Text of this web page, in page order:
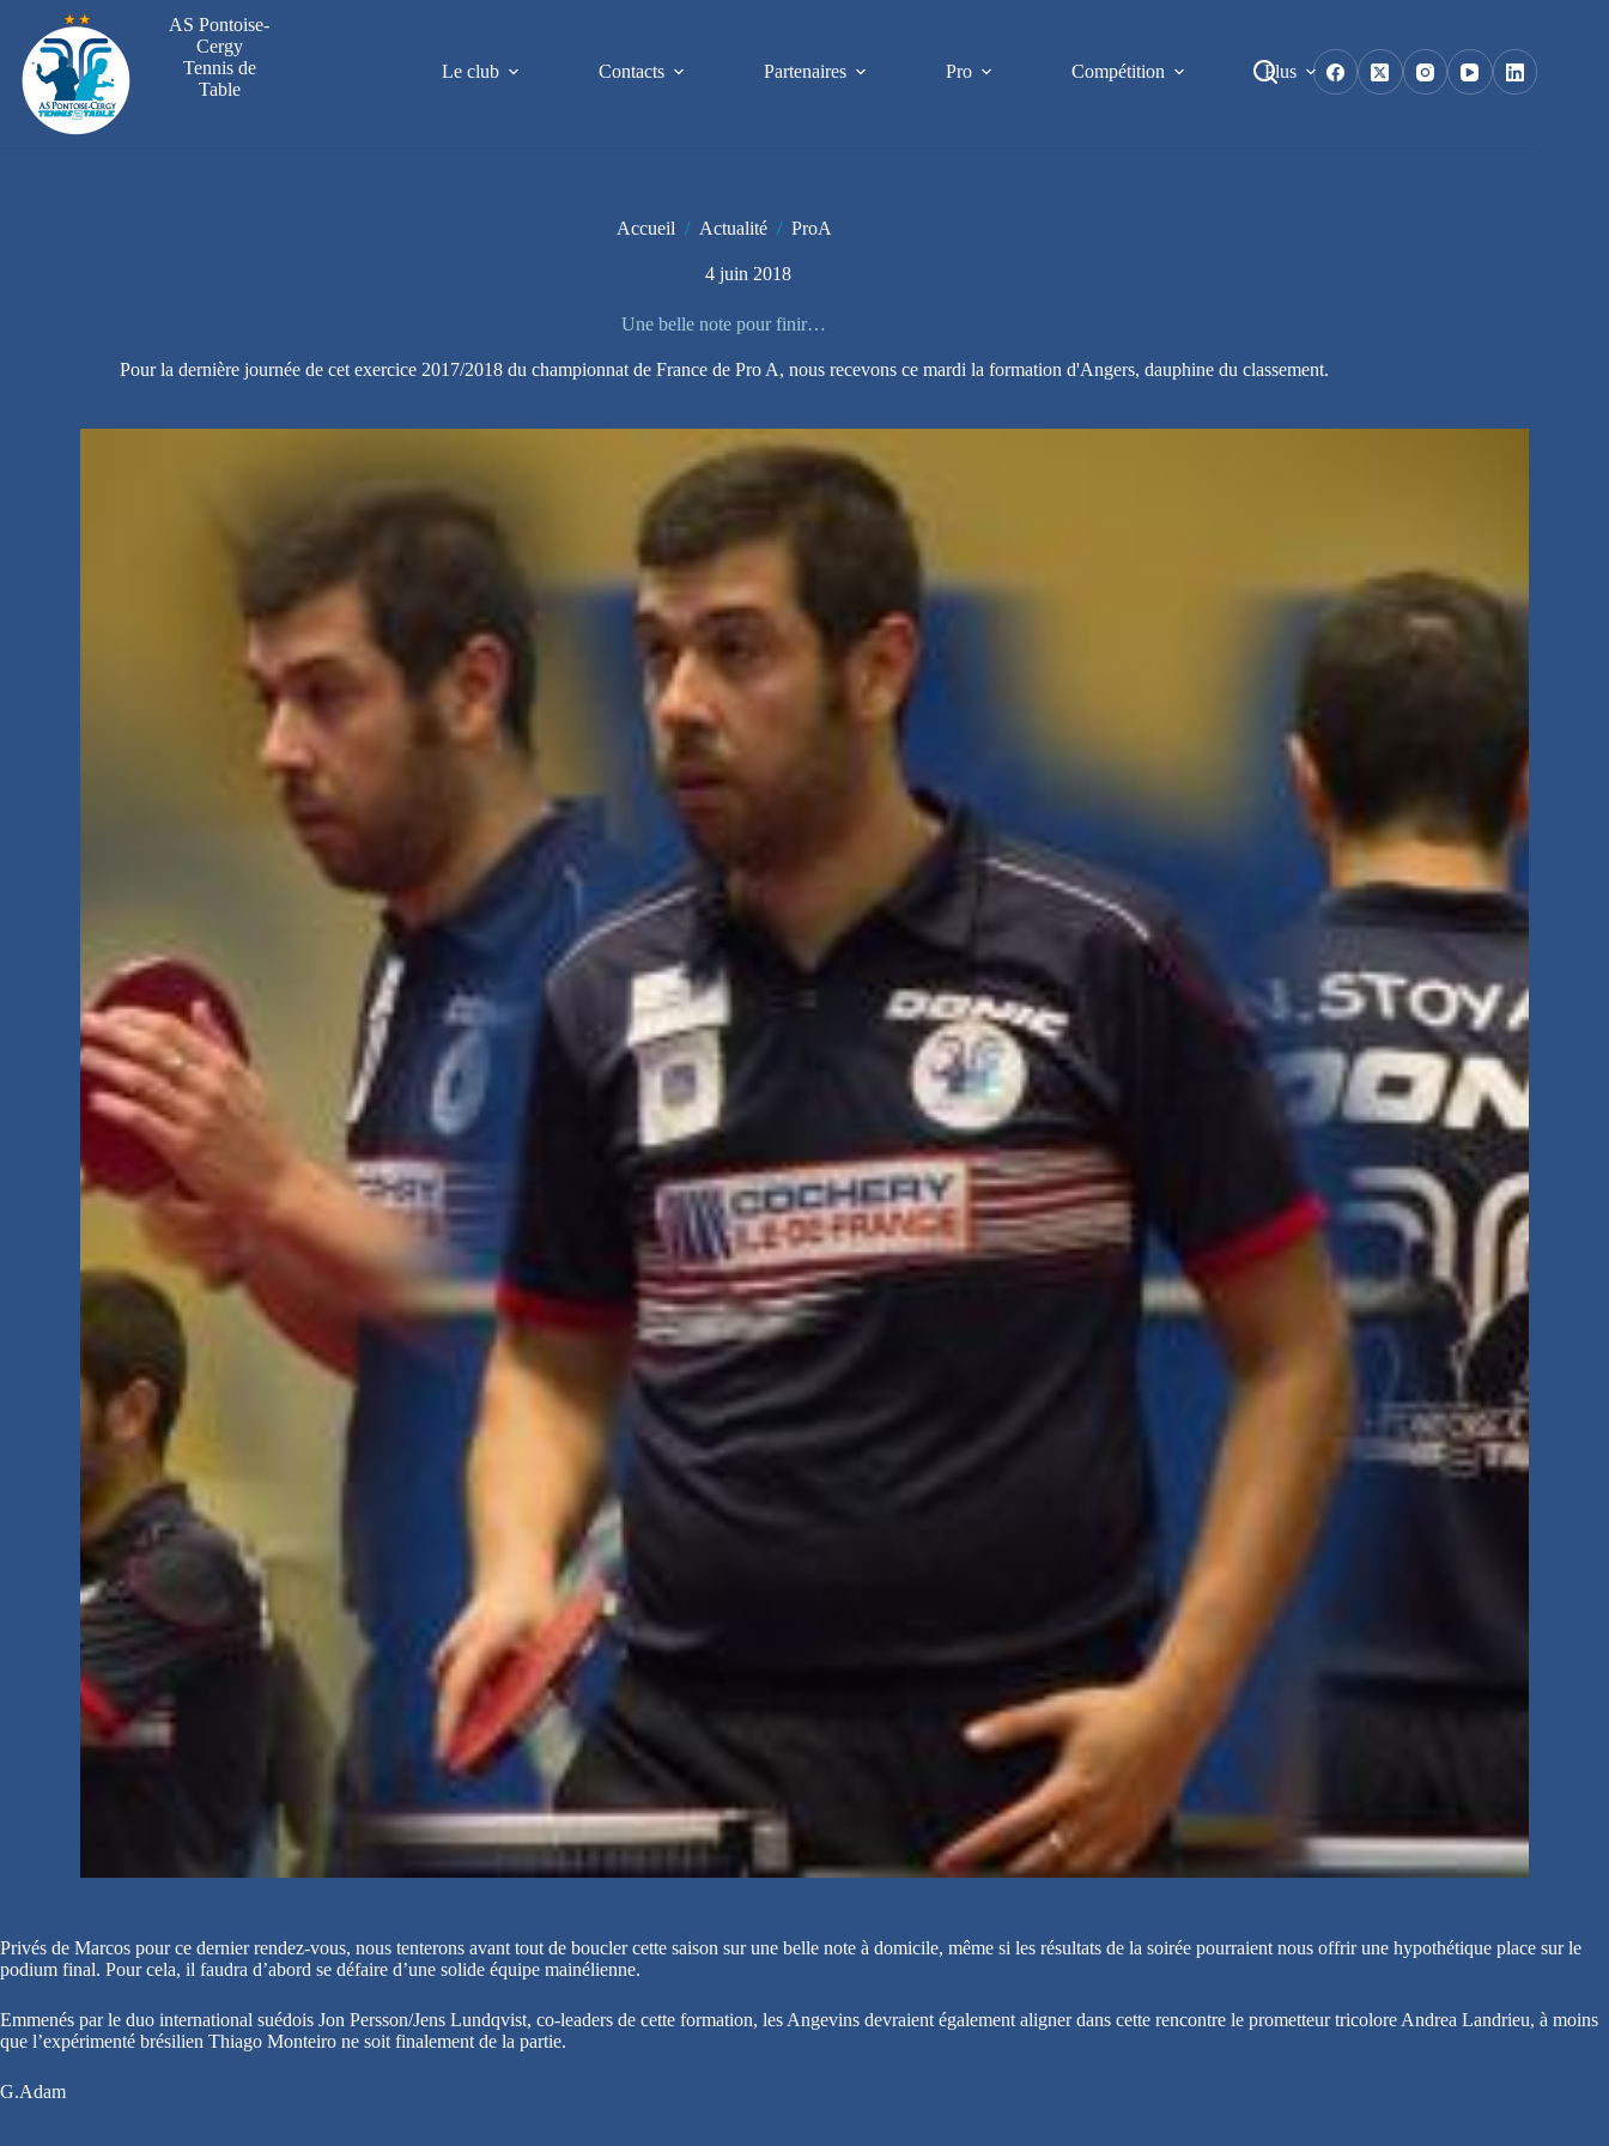
contenu
AS Pontoise-
Cergy
Tennis de
Table
Le club Contacts Partenaires Pro Compétition Plus
Accueil / Actualité / ProA
4 juin 2018
Une belle note pour finir…
Pour la dernière journée de cet exercice 2017/2018 du championnat de France de Pro A, nous recevons ce mardi la formation d'Angers, dauphine du classement.
Privés de Marcos pour ce dernier rendez-vous, nous tenterons avant tout de boucler cette saison sur une belle note à domicile, même si les résultats de la soirée pourraient nous offrir une hypothétique place sur le
podium final. Pour cela, il faudra d’abord se défaire d’une solide équipe mainélienne.
Emmenés par le duo international suédois Jon Persson/Jens Lundqvist, co-leaders de cette formation, les Angevins devraient également aligner dans cette rencontre le prometteur tricolore Andrea Landrieu, à moins
que l’expérimenté brésilien Thiago Monteiro ne soit finalement de la partie.
G.Adam